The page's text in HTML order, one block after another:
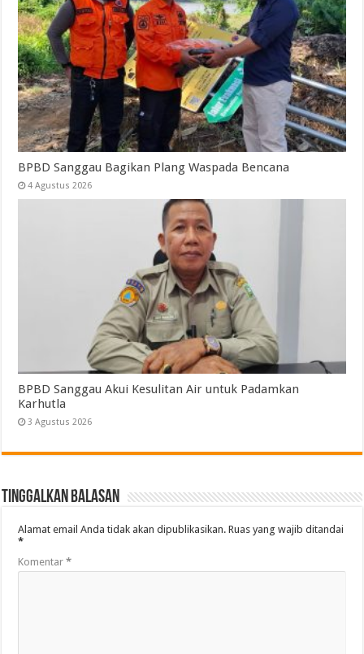
BPBD Sanggau Bagikan Plang Waspada Bencana
4 Agustus 2026
BPBD Sanggau Akui Kesulitan Air untuk Padamkan
Karhutla
3 Agustus 2026
Tinggalkan Balasan
Alamat email Anda tidak akan dipublikasikan. Ruas yang wajib ditandai
*
Komentar*